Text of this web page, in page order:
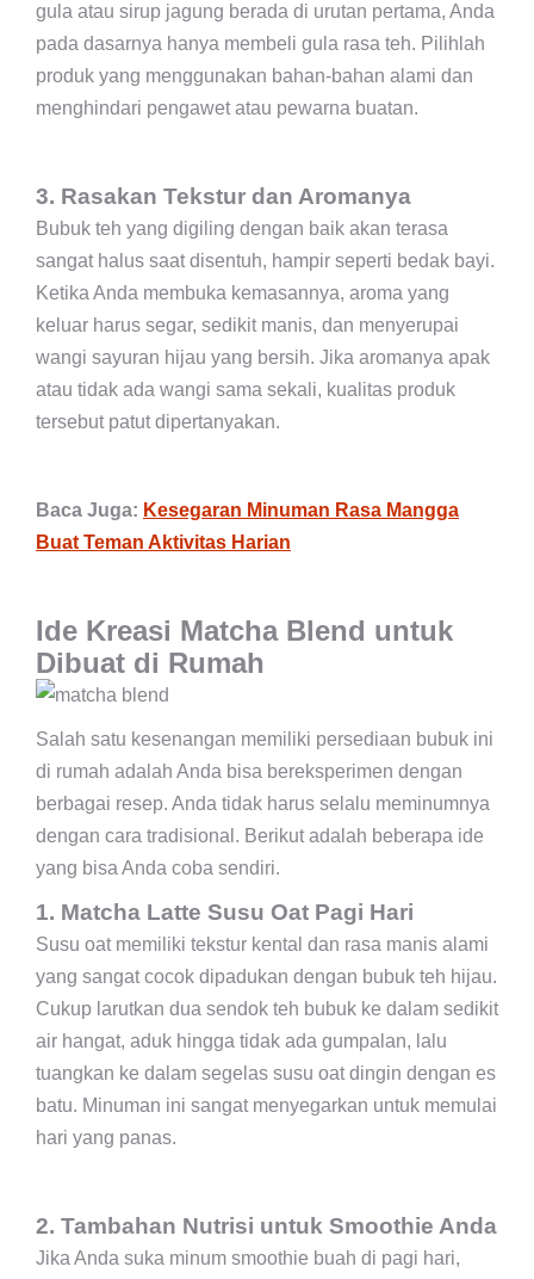
gula atau sirup jagung berada di urutan pertama, Anda
pada dasarnya hanya membeli gula rasa teh. Pilihlah
produk yang menggunakan bahan-bahan alami dan
menghindari pengawet atau pewarna buatan.
3. Rasakan Tekstur dan Aromanya
Bubuk teh yang digiling dengan baik akan terasa
sangat halus saat disentuh, hampir seperti bedak bayi.
Ketika Anda membuka kemasannya, aroma yang
keluar harus segar, sedikit manis, dan menyerupai
wangi sayuran hijau yang bersih. Jika aromanya apak
atau tidak ada wangi sama sekali, kualitas produk
tersebut patut dipertanyakan.
Baca Juga: Kesegaran Minuman Rasa Mangga
Buat Teman Aktivitas Harian
Ide Kreasi Matcha Blend untuk
Dibuat di Rumah
Salah satu kesenangan memiliki persediaan bubuk ini
di rumah adalah Anda bisa bereksperimen dengan
berbagai resep. Anda tidak harus selalu meminumnya
dengan cara tradisional. Berikut adalah beberapa ide
yang bisa Anda coba sendiri.
1. Matcha Latte Susu Oat Pagi Hari
Susu oat memiliki tekstur kental dan rasa manis alami
yang sangat cocok dipadukan dengan bubuk teh hijau.
Cukup larutkan dua sendok teh bubuk ke dalam sedikit
air hangat, aduk hingga tidak ada gumpalan, lalu
tuangkan ke dalam segelas susu oat dingin dengan es
batu. Minuman ini sangat menyegarkan untuk memulai
hari yang panas.
2. Tambahan Nutrisi untuk Smoothie Anda
Jika Anda suka minum smoothie buah di pagi hari,